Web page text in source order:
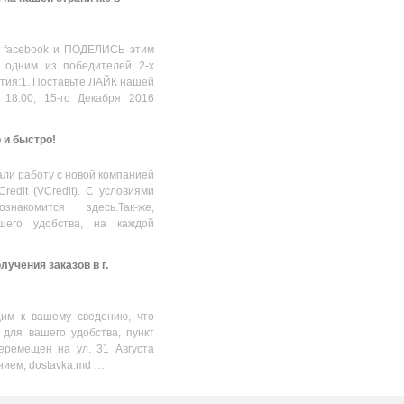
facebook и ПОДЕЛИСЬ этим
одним из победителей 2-х
Поставьте ЛАЙК нашей
15-го Декабря 2016
и быстро!
работу с новой компанией
(VCredit). С условиями
здесь.Так-же,
удобства, на каждой
заказов в г.
к вашему сведению, что
вашего удобства, пункт
на ул. 31 Августа
dostavka.md …